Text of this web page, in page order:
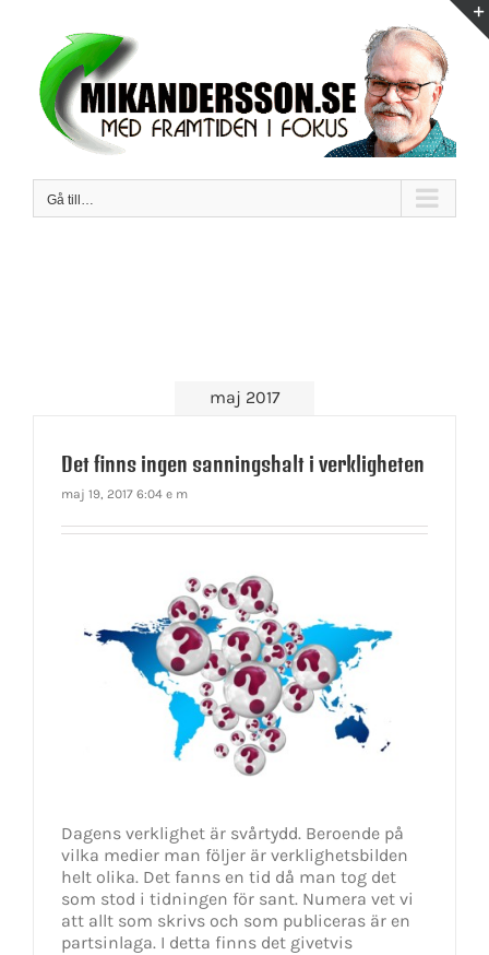
innehållet
Gå till…
maj 2017
Det finns ingen sanningshalt i verkligheten
maj 19, 2017 6:04 e m
Dagens verklighet är svårtydd. Beroende på
vilka medier man följer är verklighetsbilden
helt olika. Det fanns en tid då man tog det
som stod i tidningen för sant. Numera vet vi
att allt som skrivs och som publiceras är en
partsinlaga. I detta finns det givetvis